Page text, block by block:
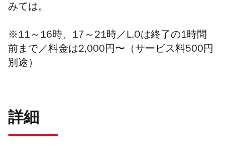
みては。
※11～16時、17～21時／L.Oは終了の1時間
前まで／料金は2,000円〜（サービス料500円
別途）
詳細